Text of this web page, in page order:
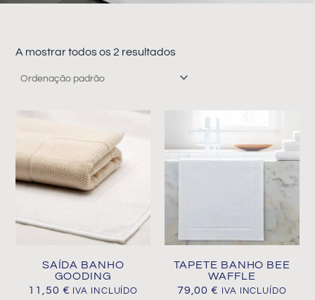
A mostrar todos os 2 resultados
SAÍDA BANHO
GOODING
11,50 € IVA INCLUÍDO
product
has
multiple
options
may
chosen
on
TAPETE BANHO BEE
WAFFLE
79,00€ IVA INCLUÍDO
product
has
multiple
variants.
The
options
chosen
on